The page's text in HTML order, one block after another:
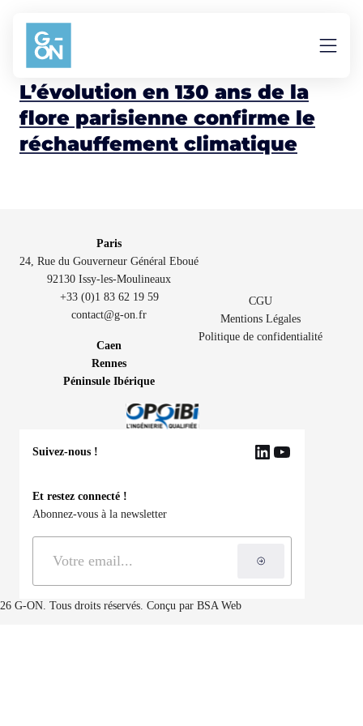
Aller au contenu
évolution
L’évolution en 130 ans de la
flore parisienne confirme le
réchauffement climatique
Paris
24, Rue du Gouverneur Général Eboué
92130 Issy-les-Moulineaux
+33 (0)1 83 62 19 59
contact@g-on.fr
Caen
Rennes
Péninsule Ibérique
G-ON. Tous droits réservés. Conçu par BSA Web
CGU
Mentions Légales
Politique de confidentialité
Suivez-nous ! LinkedIn
YouTube
Et restez connecté !
Abonnez-vous à la newsletter
S'inscrire à la